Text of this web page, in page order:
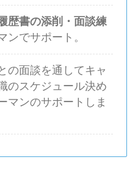
歴書の添削・面談練
ンでサポート。
の面談を通してキャ
のスケジュール決め
マンのサポートしま